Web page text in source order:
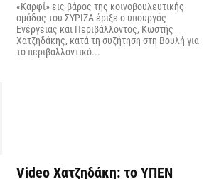
«Καρφί» εις βάρος της κοινοβουλευτικής
ομάδας του ΣΥΡΙΖΑ έριξε ο υπουργός
Ενέργειας και Περιβάλλοντος, Κωστής
Χατζηδάκης, κατά τη συζήτηση στη Βουλή για
το περιβαλλοντικό...
Video Χατζηδάκη: το ΥΠΕΝ